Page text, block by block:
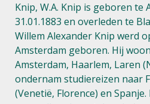
Knip, W.A. Knip is geboren te
31.01.1883 en overleden te
Willem Alexander Knip werd
Amsterdam geboren. Hij
Amsterdam, Haarlem, Laren
ondernam studiereizen naar
(Venetië, Florence) en